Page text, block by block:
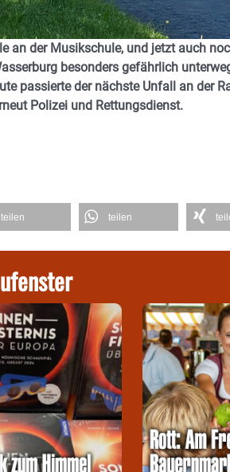
an der Musikschule, und jetzt auch
besonders gefährlich
passierte der nächste Unfall an der
Polizei und Rettungsdienst.
teilen teilen